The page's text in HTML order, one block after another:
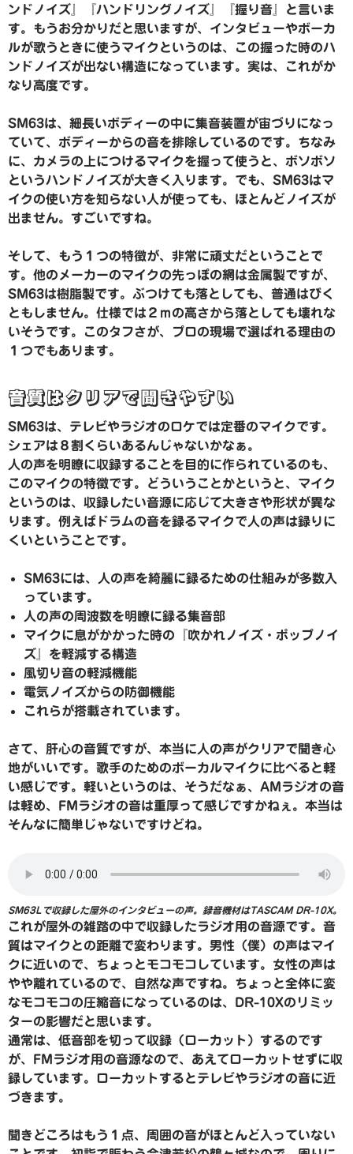
ンドノイズ』『ハンドリングノイズ』『握り音』と言いま
す。もうお分かりだと思いますが、インタビューやボーカ
ルが歌うときに使うマイクというのは、この握った時のハ
ンドノイズが出ない構造になっています。実は、これがか
なり高度です。
SM63は、細長いボディーの中に集音装置が宙づりになっ
ていて、ボディーからの音を排除しているのです。ちなみ
に、カメラの上につけるマイクを握って使うと、ボソボソ
というハンドノイズが大きく入ります。でも、SM63はマ
イクの使い方を知らない人が使っても、ほとんどノイズが
出ません。すごいですね。
そして、もう１つの特徴が、非常に頑丈だということで
す。他のメーカーのマイクの先っぽの網は金属製ですが、
SM63は樹脂製です。ぶつけても落としても、普通はびく
ともしません。仕様では２ｍの高さから落としても壊れな
いそうです。このタフさが、プロの現場で選ばれる理由の
１つでもあります。
音質はクリアで聞きやすい
SM63は、テレビやラジオのロケでは定番のマイクです。
シェアは８割くらいあるんじゃないかなぁ。
人の声を明瞭に収録することを目的に作られているのも、
このマイクの特徴です。どういうことかというと、マイク
というのは、収録したい音源に応じて大きさや形状が異な
ります。例えばドラムの音を録るマイクで人の声は録りに
くいということです。
SM63には、人の声を綺麗に録るための仕組みが多数入
っています。
人の声の周波数を明瞭に録る集音部
マイクに息がかかった時の『吹かれノイズ・ポップノイ
ズ』を軽減する構造
風切り音の軽減機能
電気ノイズからの防御機能
これらが搭載されています。
さて、肝心の音質ですが、本当に人の声がクリアで聞き心
地がいいです。歌手のためのボーカルマイクに比べると軽
い感じです。軽いというのは、そうだなぁ、AMラジオの音
は軽め、FMラジオの音は重厚って感じですかねぇ。本当は
そんなに簡単じゃないですけどね。
SM63Lで収録した屋外のインタビューの声。録音機材はTASCAM DR-10X。
これが屋外の雑踏の中で収録したラジオ用の音源です。音
質はマイクとの距離で変わります。男性（僕）の声はマイ
クに近いので、ちょっとモコモコしています。女性の声は
やや離れているので、自然な声ですね。ちょっと全体に変
なモコモコの圧縮音になっているのは、DR-10Xのリミッ
ターの影響だと思います。
通常は、低音部を切って収録（ローカット）するのです
が、FMラジオ用の音源なので、あえてローカットせずに収
録しています。ローカットするとテレビやラジオの音に近
づきます。
聞きどころはもう１点、周囲の音がほとんど入っていない